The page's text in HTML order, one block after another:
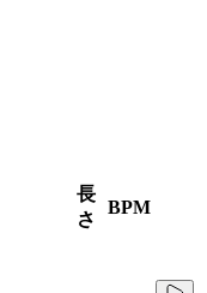
長
さ
BPM